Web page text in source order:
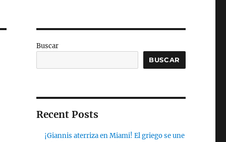
Buscar
BUSCAR
Recent Posts
¡Giannis aterriza en Miami! El griego se une